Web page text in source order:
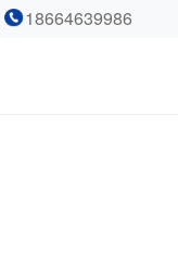
18664639986